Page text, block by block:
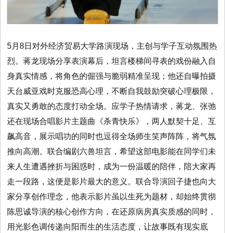
5月8日对外经济贸易大学路演现场，主创与学子互动氛围热
烈。蒋龙现场分享表演幕后，坦言楼梯间寻表的戏份融入自
身真实情感，将角色的倔强与脆弱精准呈现；他还自曝拍摄
天台威亚戏时克服恐高心理，不断自我鼓励突破心理极限，
真实又勇敢的态度打动全场。应学子热情请求，蒋龙、张弛
还在现场合唱影片主题曲《杀青快乐》，两人默契十足、互
飙高音，展示唱功的同时也逗得全场师生笑声阵阵，将气氛
推向高潮。联合编剧六兽坦言，希望这部电影能在同学们未
来人生遭遇挫折与困惑时，成为一份温暖的陪伴，陪大家再
走一段路，这便是影片最大的意义。联合导演回子捷也向大
家分享创作理念，他表示影片虽以生死为题材，却始终贯彻
陈思诚导演的核心创作方向，在还原病房真实质感的同时，
用光影色调传递向阳而生的生活态度，让故事既有现实底